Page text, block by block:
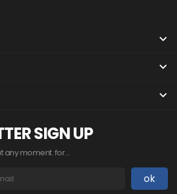



SIGN UP
any moment. for...